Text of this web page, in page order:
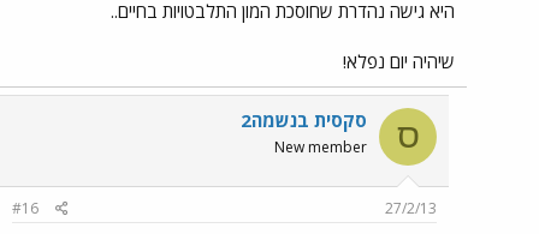
היא גישה נהדרת שחוסכת המון התלבטויות בחיים..
שיהיה יום נפלא!
ס סקסית בנשמה2
New member
27/2/13
#16